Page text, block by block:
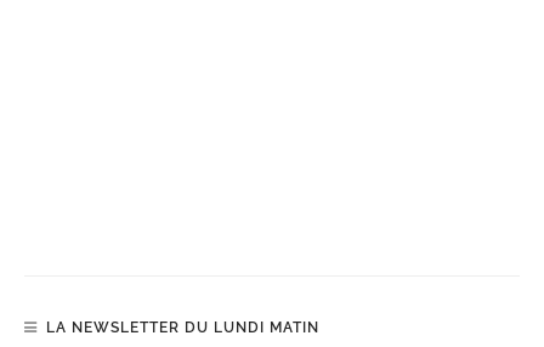
LA NEWSLETTER DU LUNDI MATIN